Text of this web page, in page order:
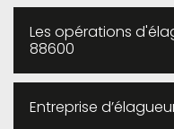
Les opérations
88600
Entreprise